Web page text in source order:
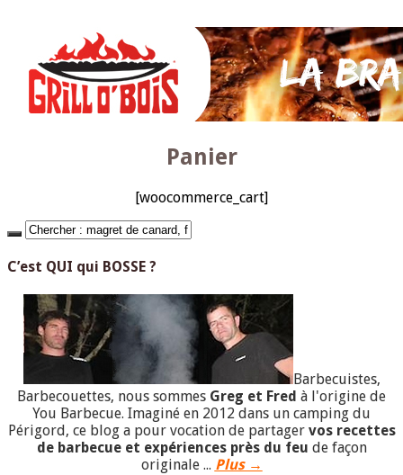
Panier
[woocommerce_cart]
C’est QUI qui BOSSE ?
Barbecuistes,
Barbecouettes, nous sommes Greg et Fred à l'origine de
You Barbecue. Imaginé en 2012 dans un camping du
Périgord, ce blog a pour vocation de partager vos recettes
de barbecue et expériences près du feu de façon
originale ... Plus →